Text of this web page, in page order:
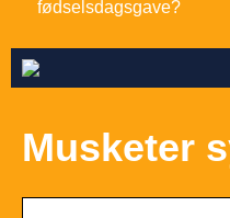
fødselsdagsgave?
Musketer